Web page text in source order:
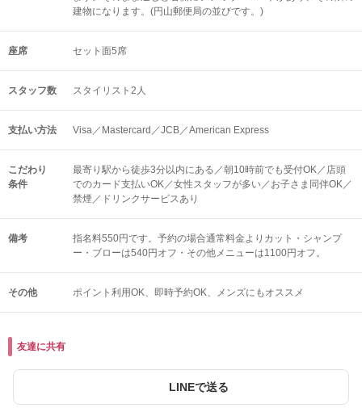
建物になります。(円山郵便局の並びです。)
座席 セット面5席
スタッフ数 スタイリスト2人
支払い方法 Visa／Mastercard／JCB／American Express
こだわり
条件
最寄り駅から徒歩3分以内にある／朝10時前でも受付OK／店頭
でのカード支払いOK／女性スタッフが多い／お子さま同伴OK／
禁煙／ドリンクサービスあり
備考
指名料550円です。予約の場合通常料金よりカット・シャンプ
ー・ブローは540円オフ・その他メニューは1100円オフ。
その他 ポイント利用OK 即時予約OK メンズにもオススメ
友達に共有
LINEで送る